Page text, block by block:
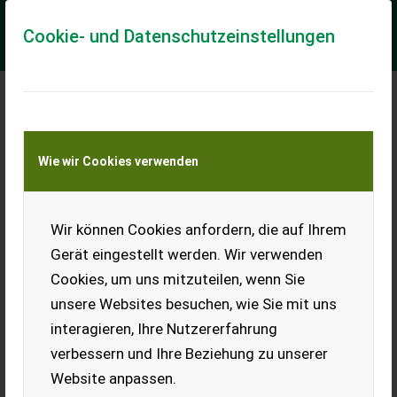
Cookie- und Datenschutzeinstellungen
Wie wir Cookies verwenden
Wir können Cookies anfordern, die auf Ihrem
Gerät eingestellt werden. Wir verwenden
Cookies, um uns mitzuteilen, wenn Sie
unsere Websites besuchen, wie Sie mit uns
interagieren, Ihre Nutzererfahrung
verbessern und Ihre Beziehung zu unserer
Website anpassen.
Meine Transportkostenanfrage
Transport von Land- und Baumaschinen –
KEINE Tiertransporte
Wolf Hoflader
Hoflader 780 H
System und 35-Achse-Kardanantrieb *elektronischer
Joystick, 2.Gänge * leistungsstarker Kubota ...
EUR 22.400 inkl. 20 % MwSt.